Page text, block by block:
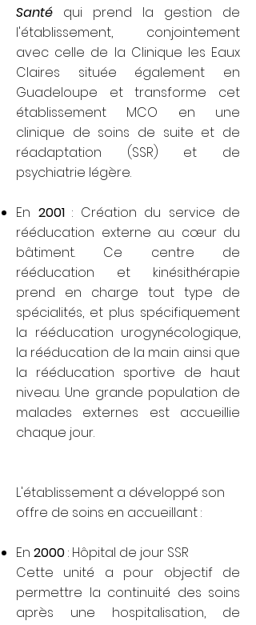
Santé qui prend la gestion de
l'établissement, conjointement
avec celle de la Clinique les Eaux
Claires située également en
Guadeloupe et transforme cet
établissement MCO en une
clinique de soins de suite et de
réadaptation (SSR) et de
psychiatrie légère.
En 2001: Création du service de
rééducation externe au cœur du
bâtiment. Ce centre de
rééducation et kinésithérapie
prend en charge tout type de
spécialités, et plus spécifiquement
la rééducation urogynécologique,
la rééducation de la main ainsi que
la rééducation sportive de haut
niveau. Une grande population de
malades externes est accueillie
chaque jour.
L'établissement a développé son
offre de soins en accueillant :
En 2000: Hôpital de jour SSR
Cette unité a pour objectif de
permettre la continuité des soins
après une hospitalisation, de